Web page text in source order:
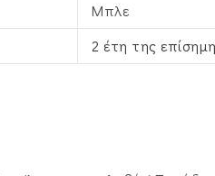
Μπλε
2 έτη της